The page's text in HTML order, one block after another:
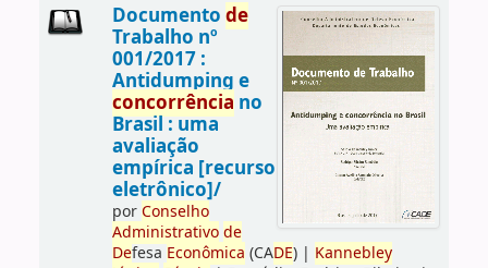
Documento de
Trabalho nº
001/2017 :
Antidumping e
concorrência no
Brasil : uma
avaliação
empírica [recurso
eletrônico]/
porConselho
Administrativo de
Defesa Econômica (CADE)| Kannebley